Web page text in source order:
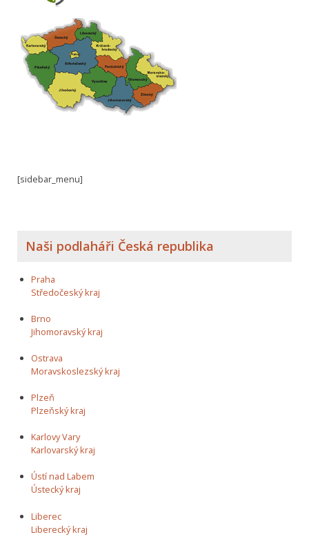
[sidebar_menu]
Naši podlaháři Česká republika
Praha
Středočeský kraj
Brno
Jihomoravský kraj
Ostrava
Moravskoslezský kraj
Plzeň
Plzeňský kraj
Karlovy Vary
Karlovarský kraj
Ústí nad Labem
Ústecký kraj
Liberec
Liberecký kraj